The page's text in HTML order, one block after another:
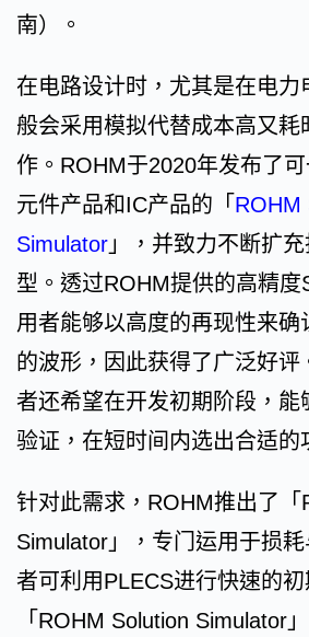
南）。
在电路设计时，尤其是在电力
般会采用模拟代替成本高又耗
作。ROHM于2020年发布了
元件产品和IC产品的「 ROHM
Simulator 」，并致力不断扩
型。透过ROHM提供的高精度
用者能够以高度的再现性来确
的波形，因此获得了广泛好评
者还希望在开发初期阶段，能
验证，在短时间内选出合适的
针对此需求，ROHM推出了「
Simulator」，专门运用于损
者可利用PLECS进行快速的
「ROHM Solution Simulator